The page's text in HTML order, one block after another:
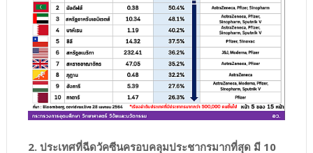
2. ประเทศที่ฉีดวัคซีนครอบคลุมประชากรมากที่สุด มี 10